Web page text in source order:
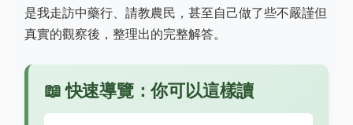
是我走訪中藥行、請教農民，甚至自己做了些不嚴謹但
真實的觀察後，整理出的完整解答。
📖 快速導覽：你可以這樣讀